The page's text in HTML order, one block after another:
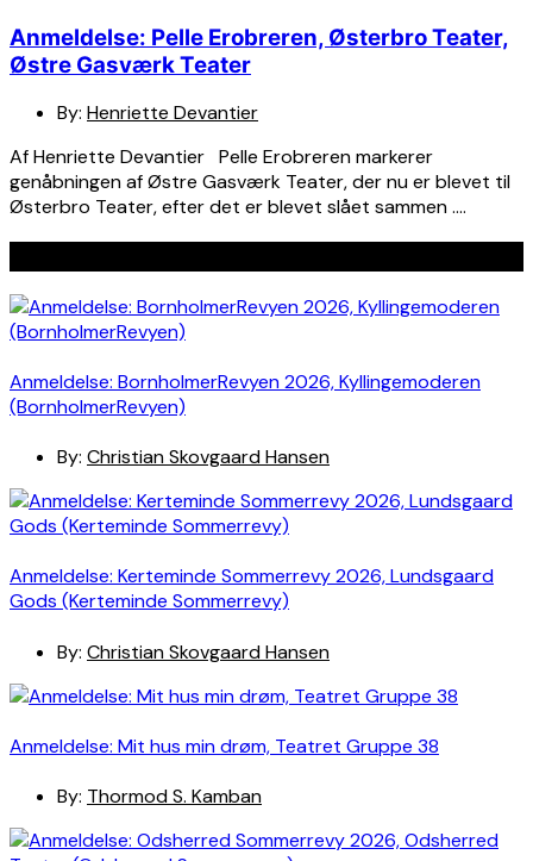
Anmeldelse: Pelle Erobreren, Østerbro Teater,
Østre Gasværk Teater
By: Henriette Devantier
Af Henriette Devantier Pelle Erobreren markerer
genåbningen af Østre Gasværk Teater, der nu er blevet til
Østerbro Teater, efter det er blevet slået sammen ….
Anmeldelse: BornholmerRevyen 2026, Kyllingemoderen
(BornholmerRevyen)
By: Christian Skovgaard Hansen
Anmeldelse: Kerteminde Sommerrevy 2026, Lundsgaard
Gods (Kerteminde Sommerrevy)
By: Christian Skovgaard Hansen
Anmeldelse: Mit hus min drøm, Teatret Gruppe 38
By: Thormod S. Kamban